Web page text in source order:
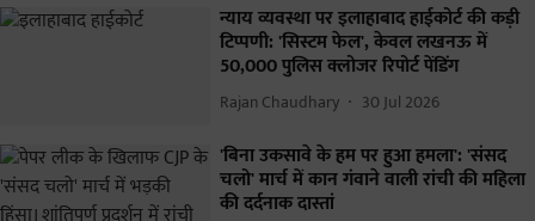
न्याय व्यवस्था पर इलाहाबाद हाईकोर्ट की कड़ी
टिप्पणी: 'सिस्टम फेल', केवल लखनऊ में
50,000 पुलिस क्लोजर रिपोर्ट पेंडिंग
Rajan Chaudhary 30 Jul 2026
'बिना उकसावे के हम पर हुआ हमला': 'संसद
चलो' मार्च में कान गंवाने वाली रांची की महिला
की दर्दनाक दास्तां